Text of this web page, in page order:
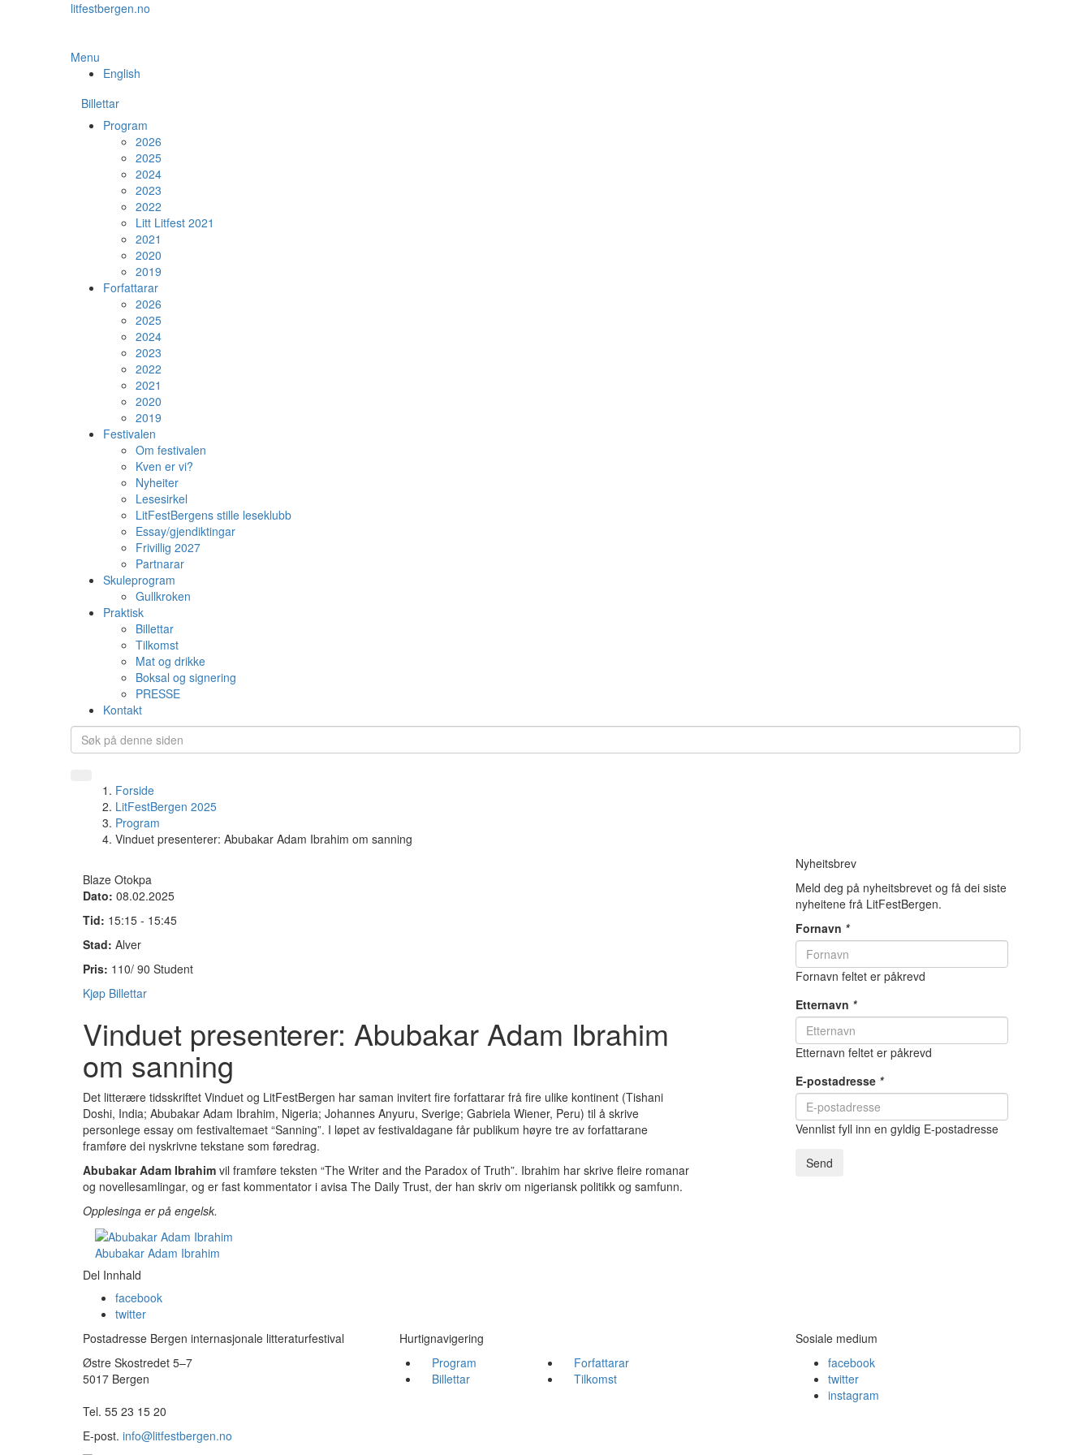
litfestbergen.no
Menu
English
Billettar
Program
2026
2025
2024
2023
2022
Litt Litfest 2021
2021
2020
2019
Forfattarar
2026
2025
2024
2023
2022
2021
2020
2019
Festivalen
Om festivalen
Kven er vi?
Nyheiter
Lesesirkel
LitFestBergens stille leseklubb
Essay/gjendiktingar
Frivillig 2027
Partnarar
Skuleprogram
Gullkroken
Praktisk
Billettar
Tilkomst
Mat og drikke
Boksal og signering
PRESSE
Kontakt
Forside
LitFestBergen 2025
Program
Vinduet presenterer: Abubakar Adam Ibrahim om sanning
Blaze Otokpa
Dato: 08.02.2025
Tid: 15:15 - 15:45
Stad: Alver
Pris: 110/ 90 Student
Kjøp Billettar
Vinduet presenterer: Abubakar Adam Ibrahim
om sanning
Det litterære tidsskriftet Vinduet og LitFestBergen har saman invitert fire forfattarar frå fire ulike kontinent (Tishani
Doshi, India; Abubakar Adam Ibrahim, Nigeria; Johannes Anyuru, Sverige; Gabriela Wiener, Peru) til å skrive
personlege essay om festivaltemaet “Sanning”. I løpet av festivaldagane får publikum høyre tre av forfattarane
framføre dei nyskrivne tekstane som føredrag.
Abubakar Adam Ibrahim vil framføre teksten “The Writer and the Paradox of Truth”. Ibrahim har skrive fleire romanar
og novellesamlingar, og er fast kommentator i avisa The Daily Trust, der han skriv om nigeriansk politikk og samfunn.
Opplesinga er på engelsk.
Abubakar Adam Ibrahim
Del Innhald
facebook
twitter
Nyheitsbrev
Meld deg på nyheitsbrevet og få dei siste
nyheitene frå LitFestBergen.
Fornavn *
Fornavn feltet er påkrevd
Etternavn *
Etternavn feltet er påkrevd
E-postadresse *
Vennlist fyll inn en gyldig E-postadresse
Send
Postadresse Bergen internasjonale litteraturfestival
Østre Skostredet 5–7
5017 Bergen
Tel. 55 23 15 20
E-post. info@litfestbergen.no
Hurtignavigering
Program
Forfattarar
Billettar
Tilkomst
Sosiale medium
facebook
twitter
instagram